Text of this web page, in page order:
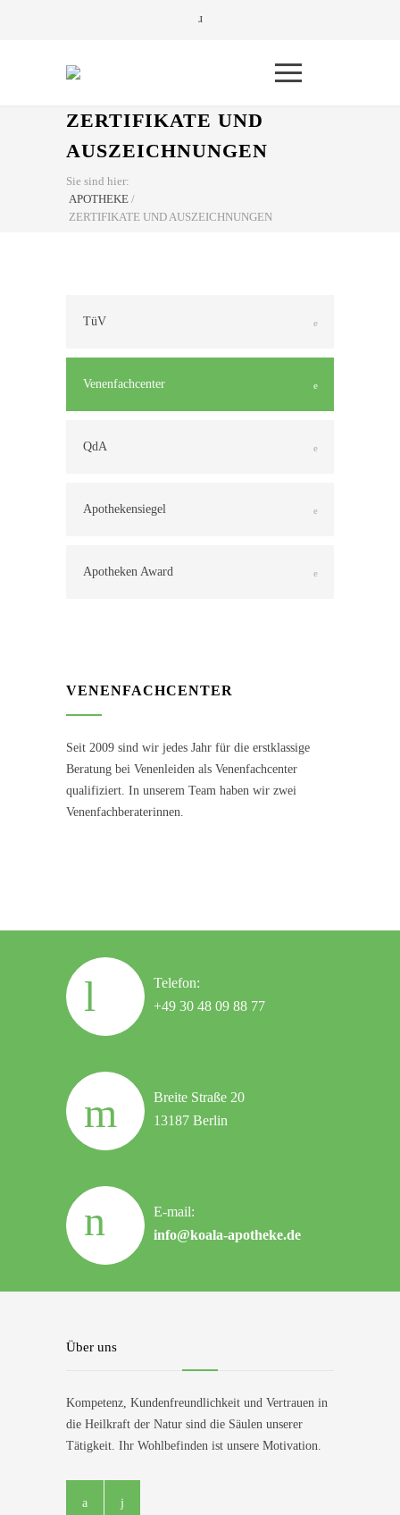
ZERTIFIKATE UND
AUSZEICHNUNGEN
Sie sind hier:
APOTHEKE /
ZERTIFIKATE UND AUSZEICHNUNGEN
TüV
Venenfachcenter
QdA
Apothekensiegel
Apotheken Award
VENENFACHCENTER
Seit 2009 sind wir jedes Jahr für die erstklassige
Beratung bei Venenleiden als Venenfachcenter
qualifiziert. In unserem Team haben wir zwei
Venenfachberaterinnen.
Telefon:
+49 30 48 09 88 77
Breite Straße 20
13187 Berlin
E-mail:
info@koala-apotheke.de
Über uns
Kompetenz, Kundenfreundlichkeit und Vertrauen in
die Heilkraft der Natur sind die Säulen unserer
Tätigkeit. Ihr Wohlbefinden ist unsere Motivation.